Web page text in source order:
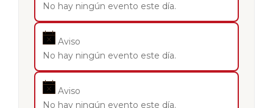
No hay ningún evento este día.
Aviso
No hay ningún evento este día.
Aviso
No hay ningún evento este día.